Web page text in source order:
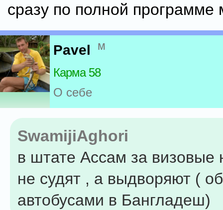
сразу по полной программе
Pavel м
Карма 58
О себе
SwamijiAghori
в штате Ассам за визовые
не судят , а выдворяют (
автобусами в Бангладеш)